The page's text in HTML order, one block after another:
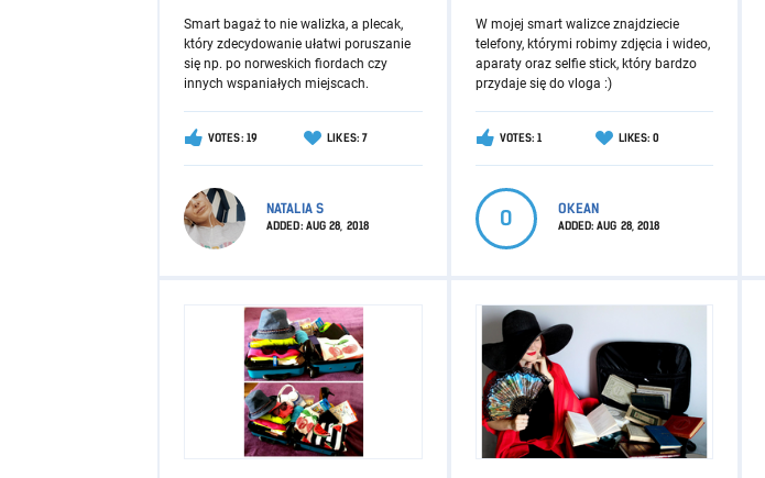
Smart bagaż to nie walizka, a plecak,
który zdecydowanie ułatwi poruszanie
się np. po norweskich fiordach czy
innych wspaniałych miejscach.
VOTES: 19 LIKES: 7
NATALIA S
ADDED:AUG 28, 2018
W mojej smart walizce znajdziecie
telefony, którymi robimy zdjęcia i wideo,
aparaty oraz selfie stick, który bardzo
przydaje się do vloga :)
VOTES: 1 LIKES: 0
O OKEAN
ADDED: AUG 28, 2018